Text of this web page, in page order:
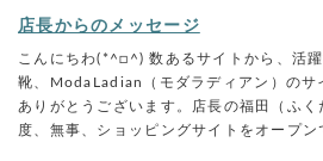
店長からのメッセージ
こんにちわ(*^□^) 数あるサイトから、活
靴、ModaLadian（モダラディアン）のサ
ありがとうございます。店長の福田（ふ
度、無事、ショッピングサイトをオープン